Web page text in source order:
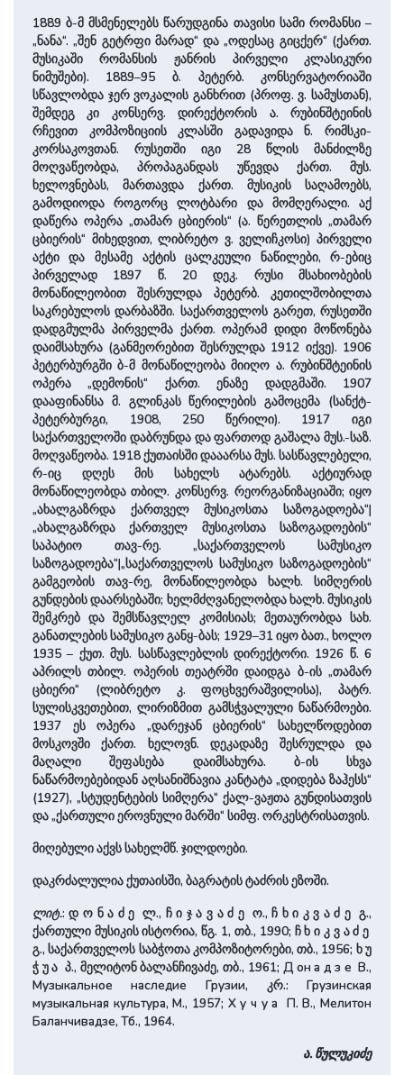
1889 ბ-მ მსმენელებს წარუდგინა თავისი სამი რომანსი –
„ნანა“. „შენ გეტრფი მარად“ და „ოდესაც გიცქერ“ (ქართ.
მუსიკაში რომანსის ჟანრის პირველი კლასიკური
ნიმუშები). 1889–95 ბ. პეტერბ. კონსერვატორიაში
სწავლობდა ჯერ ვოკალის განხრით (პროფ. ვ. სამუსთან),
შემდეგ კი კონსერვ. დირექტორის ა. რუბინშტეინის
რჩევით კომპოზიციის კლასში გადავიდა ნ. რიმსკი-
კორსაკოვთან. რუსეთში იგი 28 წლის მანძილზე
მოღვაწეობდა, პროპაგანდას უწევდა ქართ. მუს.
ხელოვნებას, მართავდა ქართ. მუსიკის საღამოებს,
გამოდიოდა როგორც ლოტბარი და მომღერალი. აქ
დაწერა ოპერა „თამარ ცბიერის“ (ა. წერეთლის „თამარ
ცბიერის“ მიხედვით, ლიბრეტო ვ. ველიჩკოსი) პირველი
აქტი და მესამე აქტის ცალკეული ნაწილები, რ-ებიც
პირველად 1897 წ. 20 დეკ. რუსი მსახიობების
მონაწილეობით შესრულდა პეტერბ. კეთილშობილთა
საკრებულოს დარბაზში. საქართველოს გარეთ, რუსეთში
დადგმულმა პირველმა ქართ. ოპერამ დიდი მოწონება
დაიმსახურა (განმეორებით შესრულდა 1912 იქვე). 1906
პეტერბურგში ბ-მ მონაწილეობა მიიღო ა. რუბინშტეინის
ოპერა „დემონის“ ქართ. ენაზე დადგმაში. 1907
დააფინანსა მ. გლინკას წერილების გამოცემა (სანქტ-
პეტერბურგი, 1908, 250 წერილი). 1917 იგი
საქართველოში დაბრუნდა და ფართოდ გაშალა მუს.-საზ.
მოღვაწეობა. 1918 ქუთაისში დააარსა მუს. სასწავლებელი,
რ-იც დღეს მის სახელს ატარებს. აქტიურად
მონაწილეობდა თბილ. კონსერვ. რეორგანიზაციაში; იყო
„ახალგაზრდა ქართველ მუსიკოსთა საზოგადოება“|
„ახალგაზრდა ქართველ მუსიკოსთა საზოგადოების“
საპატიო თავ-რე. „საქართველოს სამუსიკო
საზოგადოება“|„საქართველოს სამუსიკო საზოგადოების“
გამგეობის თავ-რე, მონაწილეობდა ხალხ. სიმღერის
გუნდების დაარსებაში; ხელმძღვანელობდა ხალხ. მუსიკის
შემკრებ და შემსწავლელ კომისიას; მეთაურობდა სახ.
განათლების სამუსიკო განყ-ბას; 1929–31 იყო ბათ., ხოლო
1935 – ქუთ. მუს. სასწავლებლის დირექტორი. 1926 წ. 6
აპრილს თბილ. ოპერის თეატრში დაიდგა ბ-ის „თამარ
ცბიერი“ (ლიბრეტო კ. ფოცხვერაშვილისა), პატრ.
სულისკვეთებით, ლირიზმით გამსჭვალული ნაწარმოები.
1937 ეს ოპერა „დარეჯან ცბიერის“ სახელწოდებით
მოსკოვში ქართ. ხელოვნ. დეკადაზე შესრულდა და
მაღალი შეფასება დაიმსახურა. ბ-ის სხვა
ნაწარმოებებიდან აღსანიშნავია კანტატა „დიდება ზაჰესს“
(1927), „სტუდენტების სიმღერა“ ქალ-ვაჟთა გუნდისათვის
და „ქართული ეროვნული მარში“ სიმფ. ორკესტრისათვის.
მიღებული აქვს სახელმწ. ჯილდოები.
დაკრძალულია ქუთაისში, ბაგრატის ტაძრის ეზოში.
ლიტ.: დ ო ნ ა ძ ე ლ., ჩ ი ჯ ა ვ ა ძ ე ო., ჩ ხ ი კ ვ ა ძ ე გ.,
ქართული მუსიკის ისტორია, წგ. 1, თბ., 1990; ჩ ხ ი კ ვ ა ძ ე
გ., საქართველოს საბჭოთა კომპოზიტორები, თბ., 1956; ხ უ
ჭ უ ა პ., მელიტონ ბალანჩივაძე, თბ., 1961; Д он а д з е В.,
Музыкальное наследие Грузии, კრ.: Грузинская
музыкальная культура, М., 1957; Х у ч у а П. В., Мелитон
Баланчивадзе, Тб., 1964.
ა. წულუკიძე